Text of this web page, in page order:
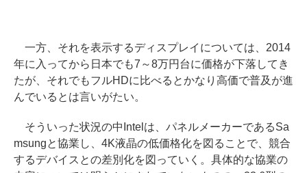
一方、それを表示するディスプレイについては、2014
年に入ってから日本でも7～8万円台に価格が下落してき
たが、それでもフルHDに比べるとかなり高価で普及が進
んでいるとは言いがたい。
そういった状況の中Intelは、パネルメーカーであるSa
msungと協業し、4K液晶の低価格化を図ることで、競合
するデバイスとの差別化を図っていく。具体的な協業の